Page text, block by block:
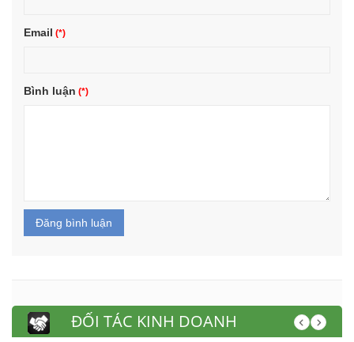
Email
Bình luận
Đăng bình luận
ĐỐI TÁC KINH DOANH